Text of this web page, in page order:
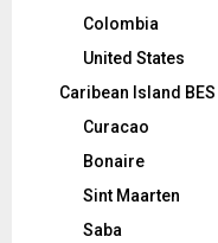
Colombia
United States
Caribean Island BES
Curacao
Bonaire
Sint Maarten
Saba